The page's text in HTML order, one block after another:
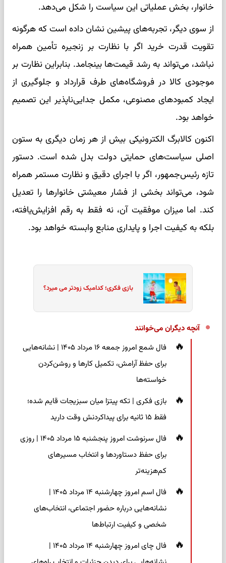
خانوار، بخش عملیاتی این سیاست را شکل می‌دهد.
از سوی دیگر، تجربه‌های پیشین نشان داده است که هرگونه
تقویت قدرت خرید اگر با نظارت بر زنجیره تأمین همراه
نباشد، می‌تواند به رشد قیمت‌ها بینجامد. بنابراین نظارت بر
موجودی کالا در فروشگاه‌های طرف قرارداد و جلوگیری از
ایجاد کمبودهای مصنوعی، مکمل جدایی‌ناپذیر این تصمیم
خواهد بود.
اکنون کالابرگ الکترونیکی بیش از هر زمان دیگری به ستون
اصلی سیاست‌های حمایتی دولت بدل شده است. دستور
تازه رئیس‌جمهور، اگر با اجرای دقیق و نظارت مستمر همراه
شود، می‌تواند بخشی از فشار معیشتی خانوارها را تعدیل
کند. اما میزان موفقیت آن، نه فقط به رقم افزایش‌یافته،
بلکه به کیفیت اجرا و پایداری منابع وابسته خواهد بود.
بازی فکری؛ کدامیک زودتر می میرد؟
آنچه دیگران می‌خوانند
فال شمع امروز جمعه ۱۶ مرداد ۱۴۰۵ | نشانه‌هایی
برای حفظ آرامش، تکمیل کارها و روشن‌کردن
خواسته‌ها
بازی فکری | تکه پیتزا میان سبزیجات قایم شده؛
فقط ۱۵ ثانیه برای پیداکردنش وقت دارید
فال سرنوشت امروز پنجشنبه ۱۵ مرداد ۱۴۰۵ | روزی
برای حفظ دستاوردها و انتخاب مسیرهای
کم‌هزینه‌تر
فال اسم امروز چهارشنبه ۱۴ مرداد ۱۴۰۵ |
نشانه‌هایی درباره حضور اجتماعی، انتخاب‌های
شخصی و کیفیت ارتباط‌ها
فال چای امروز چهارشنبه ۱۴ مرداد ۱۴۰۵ |